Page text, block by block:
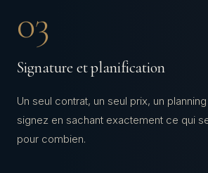
03
Signature et planification
Un seul contrat, un seul prix, un
signez en sachant exactement ce qui
pour combien.